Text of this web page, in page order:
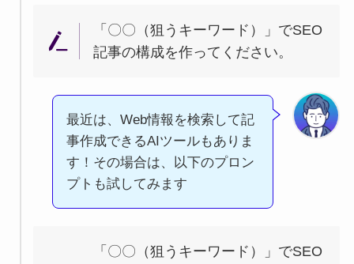
「〇〇（狙うキーワード）」でSEO
記事の構成を作ってください。
最近は、Web情報を検索して記
事作成できるAIツールもありま
す！その場合は、以下のプロン
プトも試してみます
「〇〇（狙うキーワード）」でSEO